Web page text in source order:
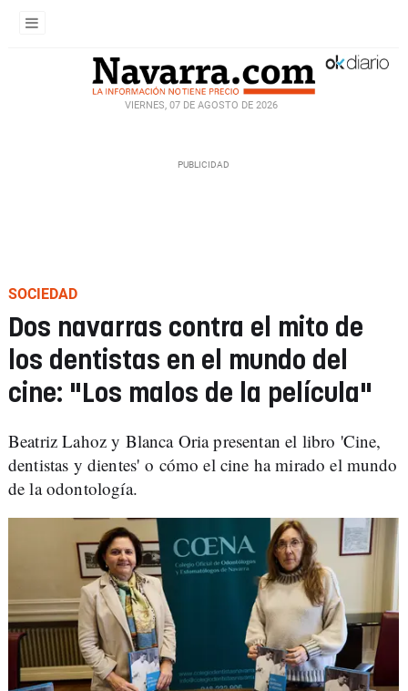
VIERNES, 07 DE AGOSTO DE 2026
SOCIEDAD
Dos navarras contra el mito de
los dentistas en el mundo del
cine: "Los malos de la película"
Beatriz Lahoz y Blanca Oria presentan el libro 'Cine,
dentistas y dientes' o cómo el cine ha mirado el mundo
de la odontología.